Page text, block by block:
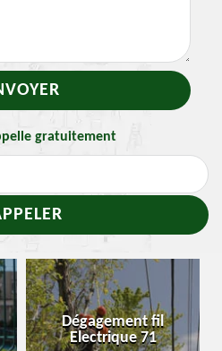
gratuitement
Dégagement fil
Electrique 71